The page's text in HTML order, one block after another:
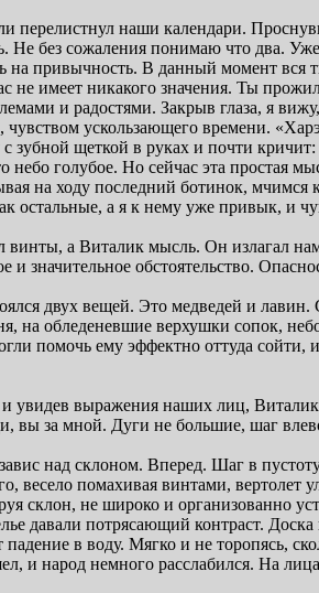
перелистнул наши календари.
Не без сожаления понимаю что два.
на привычность. В данный момент вся
не имеет никакого значения. Ты
и радостями. Закрыв глаза, я
ускользающего времени.
зубной щеткой в руках и почти
небо голубое. Но сейчас эта простая
на ходу последний ботинок,
остальные, а я к нему уже привык, и
винты, а Виталик мысль. Он излагал
и значительное обстоятельство.
двух вещей. Это медведей и
на обледеневшие верхушки сопок,
помочь ему эффектно оттуда сойти,
и увидев выражения наших лиц,
вы за мной. Дуги не большие, шаг
над склоном. Вперед. Шаг в
весело помахивая винтами,
склон, не широко и организованно
давали потрясающий контраст.
в воду. Мягко и не торопясь,
и народ немного расслабился. На